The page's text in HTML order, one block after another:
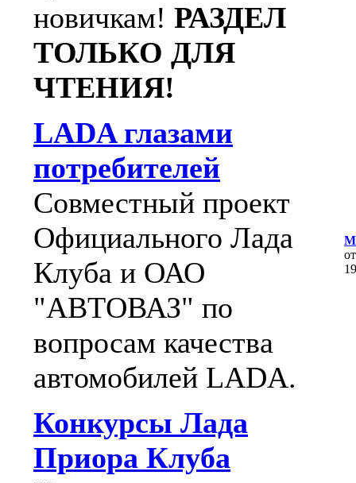
новичкам! РАЗДЕЛ
ТОЛЬКО ДЛЯ
ЧТЕНИЯ!
LADA глазами
потребителей
Совместный проект
Официального Лада
Клуба и ОАО
"АВТОВАЗ" по
вопросам качества
автомобилей LADA.
Конкурсы Лада
Приора Клуба